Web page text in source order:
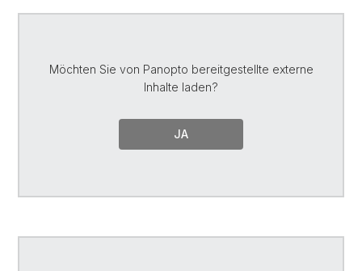
Möchten Sie von Panopto bereitgestellte externe
Inhalte laden?
JA